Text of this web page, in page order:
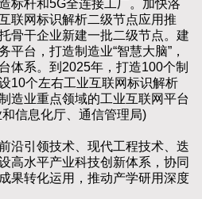
标杆和5G全连接工厂。加快洛
联网标识解析二级节点应用推
骨干企业新建一批二级节点。建
平台，打造制造业“智慧大脑”，
体系。到2025年，打造100个制
10个左右工业互联网标识解析
造业重点领域的工业互联网平台
信息化厅、通信管理局)
引领技术、现代工程技术、迭
高水平产业科技创新体系，协同
果转化运用，推动产学研用深度